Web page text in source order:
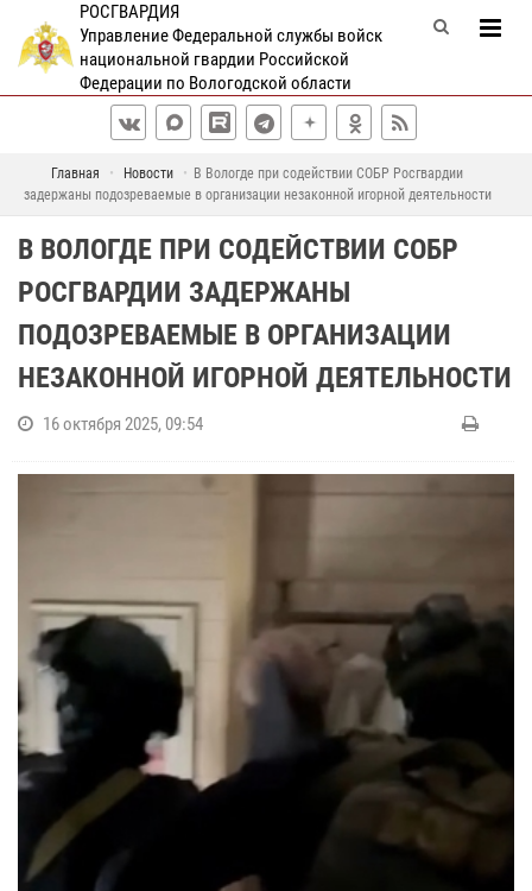
РОСГВАРДИЯ
Управление Федеральной службы войск
национальной гвардии Российской
Федерации по Вологодской области
Главная Новости
В Вологде при содействии СОБР Росгвардии
задержаны подозреваемые в организации незаконной игорной деятельности
В ВОЛОГДЕ ПРИ СОДЕЙСТВИИ СОБР
РОСГВАРДИИ ЗАДЕРЖАНЫ
ПОДОЗРЕВАЕМЫЕ В ОРГАНИЗАЦИИ
НЕЗАКОННОЙ ИГОРНОЙ ДЕЯТЕЛЬНОСТИ
16 октября 2025, 09:54